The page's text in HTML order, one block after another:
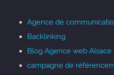
Agence de
Backlinking
Blog Agence web Alsace
campagne de